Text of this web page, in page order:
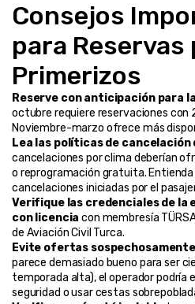
Consejos
para Reservas
Primerizos
Reserve con anticipación para
octubre requiere reservaciones con
Noviembre-marzo ofrece más
Lea las políticas de
cancelaciones por clima deberían
o reprogramación gratuita.
cancelaciones iniciadas por el
Verifique las credenciales de la
con licencia con membresía
de Aviación Civil Turca.
Evite ofertas
parece demasiado bueno para ser
temporada alta), el operador podría
seguridad o usar cestas